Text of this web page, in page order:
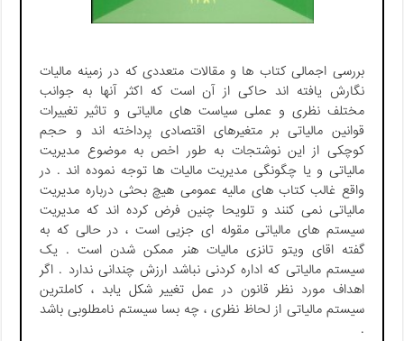
بررسی اجمالی کتاب ها و مقالات متعددی که در زمینه مالیات
نگارش یافته اند حاکی از آن است که اکثر آنها به جوانب
مختلف نظری و عملی سیاست های مالیاتی و تاثیر تغییرات
قوانین مالیاتی بر متغیرهای اقتصادی پرداخته اند و حجم
کوچکی از این نوشتجات به طور اخص به موضوع مدیریت
مالیاتی و یا چگونگی مدیریت مالیات ها توجه نموده اند . در
واقع غالب کتاب های مالیه عمومی هیچ بحثی درباره مدیریت
مالیاتی نمی کنند و تلویحا چنین فرض کرده اند که مدیریت
سیستم های مالیاتی مقوله ای جزیی است ، در حالی که به
گفته اقای ویتو تانزی مالیات هنر ممکن شدن است . یک
سیستم مالیاتی که اداره کردنی نباشد ارزش چندانی ندارد . اگر
اهداف مورد نظر قانون در عمل تغییر شکل یابد ، کاملترین
سیستم مالیاتی از لحاظ نظری ، چه بسا سیستم نامطلوبی باشد
.